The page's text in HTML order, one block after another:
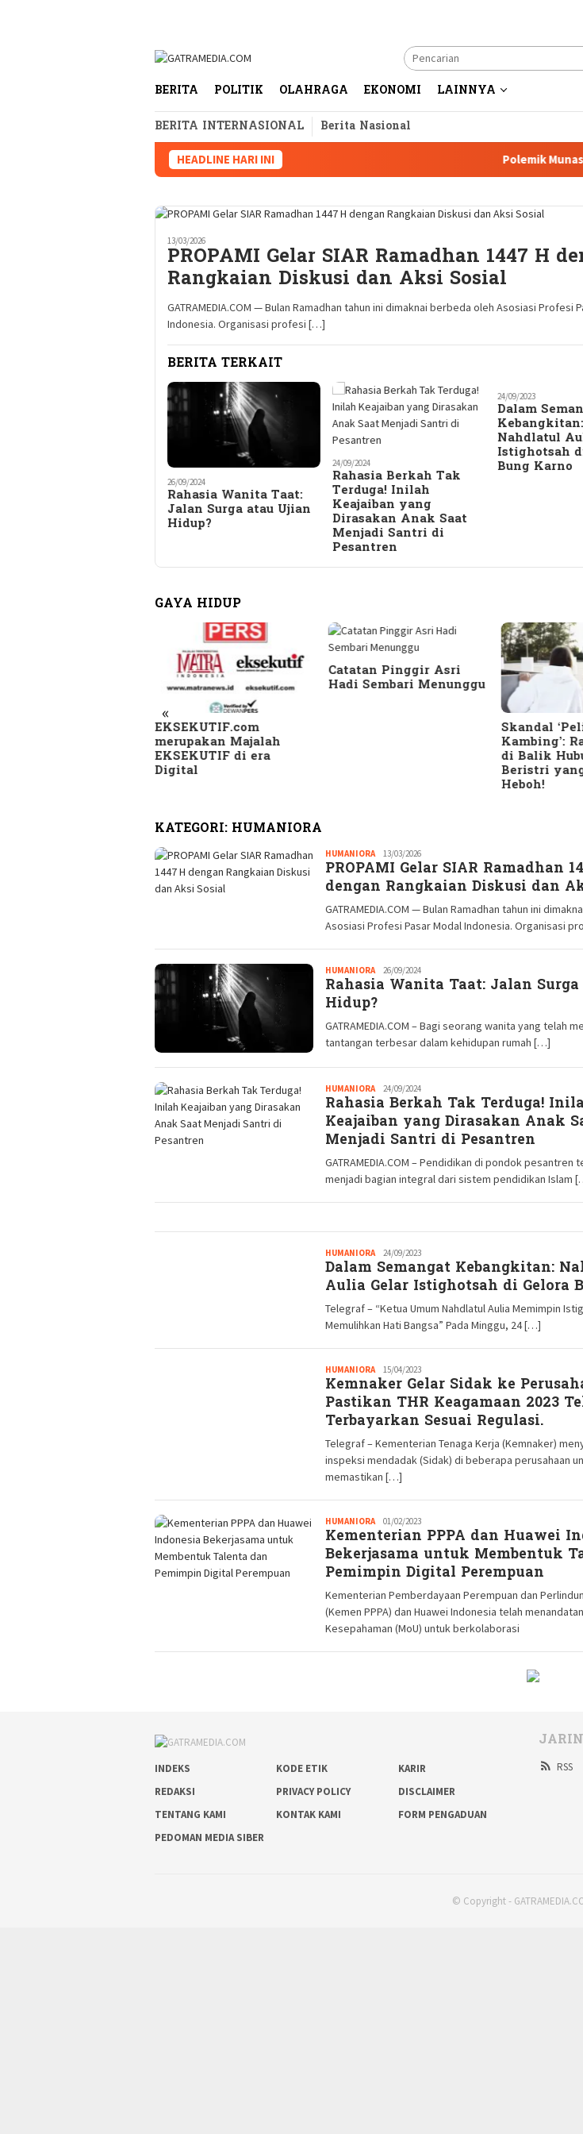
BERITA POLITIK OLAHRAGA EKONOMI LAINNYA
BERITA INTERNASIONAL Berita Nasional
HEADLINE HARI INI Polemik Munas HIPMI
13/03/2026
PROPAMI Gelar SIAR Ramadhan 1447 H
Rangkaian Diskusi dan Aksi Sosial
GATRAMEDIA.COM — Bulan Ramadhan tahun ini dimaknai berbeda oleh Asosiasi Profesi
Indonesia. Organisasi profesi […]
BERITA TERKAIT
26/09/2024
Rahasia Wanita Taat:
Jalan Surga atau Ujian
Hidup?
24/09/2024
Rahasia Berkah Tak
Terduga! Inilah
Keajaiban yang
Dirasakan Anak Saat
Menjadi Santri di
Pesantren
24/09/2023
Dalam
Kebangkitan:
Nahdlatul
Istighotsah
Bung Karno
GAYA HIDUP
«
Catatan Pinggir Asri
Hadi Sembari Menunggu
10 Tanda
Selingkuh
Disadari:
Pasanganmu
KATEGORI: HUMANIORA
HUMANIORARedaksi
GM
13/03/2026
PROPAMI Gelar SIAR Ramadhan
dengan Rangkaian Diskusi dan
GATRAMEDIA.COM — Bulan Ramadhan tahun ini
Asosiasi Profesi Pasar Modal Indonesia. Organisasi
HUMANIORARedaksi
GM
26/09/2024
Rahasia Wanita Taat: Jalan
Hidup?
GATRAMEDIA.COM – Bagi seorang wanita yang telah
tantangan terbesar dalam kehidupan rumah […]
HUMANIORARedaksi
GM
24/09/2024
Rahasia Berkah Tak Terduga!
Keajaiban yang Dirasakan Anak
Menjadi Santri di Pesantren
GATRAMEDIA.COM – Pendidikan di pondok pesantren
menjadi bagian integral dari sistem pendidikan Islam
HUMANIORARedaksi
GM
24/09/2023
Dalam Semangat Kebangkitan:
Aulia Gelar Istighotsah di Gelora
Telegraf – “Ketua Umum Nahdlatul Aulia Memimpin
Memulihkan Hati Bangsa” Pada Minggu, 24 […]
HUMANIORARedaksi
GM
15/04/2023
Kemnaker Gelar Sidak ke
Pastikan THR Keagamaan 2023
Terbayarkan Sesuai Regulasi.
Telegraf – Kementerian Tenaga Kerja (Kemnaker)
inspeksi mendadak (Sidak) di beberapa perusahaan
memastikan […]
HUMANIORARedaksi
GM
01/02/2023
Kementerian PPPA dan Huawei
Bekerjasama untuk Membentuk
Pemimpin Digital Perempuan
Kementerian Pemberdayaan Perempuan dan
(Kemen PPPA) dan Huawei Indonesia telah
Kesepahaman (MoU) untuk berkolaborasi
INDEKS KODE ETIK
KARIR
REDAKSI
PRIVACY POLICY
DISCLAIMER
TENTANG KAMI
KONTAK KAMI
FORM PENGADUAN
PEDOMAN MEDIA SIBER
RSS
© Copyright -